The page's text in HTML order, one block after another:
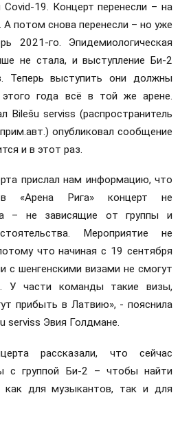
Covid-19. Концерт перенесли – на
А потом снова перенесли – но уже
2021-го. Эпидемиологическая
не стала, и выступление Би-2
Теперь выступить они должны
года всё в той же арене.
Bilešu serviss (распространитель
опубликовал сообщение
и в этот раз.
прислал нам информацию, что
в «Арена Рига» концерт не
– не зависящие от группы и
Мероприятие не
что начиная с 19 сентября
с шенгенскими визами не смогут
У части команды такие визы,
прибыть в Латвию», - пояснила
serviss Эвия Голдмане.
рассказали, что сейчас
с группой Би-2 – чтобы найти
как для музыкантов, так и для